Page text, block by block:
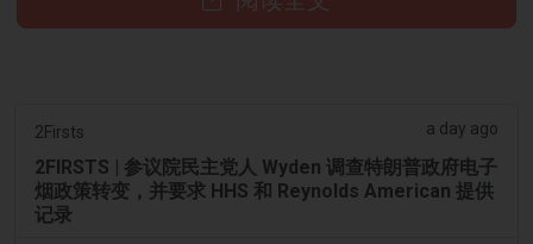
2Firsts a day ago
2FIRSTS | 参议院民主党人 Wyden 调查特朗普政府电子
烟政策转变，并要求 HHS 和 Reynolds American 提供
记录